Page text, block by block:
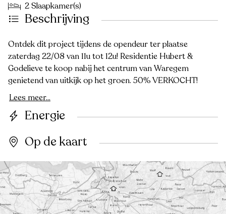
2 Slaapkamer(s)
Beschrijving
Ontdek dit project tijdens de opendeur ter plaatse
zaterdag 22/08 van 11u tot 12u! Residentie Hubert &
Godelieve te koop nabij het centrum van Waregem
genietend van uitkijk op het groen. 50% VERKOCHT!
Lees meer...
Energie
Op de kaart